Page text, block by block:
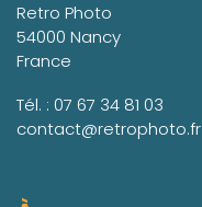
Retro Photo
54000 Nancy
France
Tél. : 07 67 34 81 03
contact@retrophoto.fr